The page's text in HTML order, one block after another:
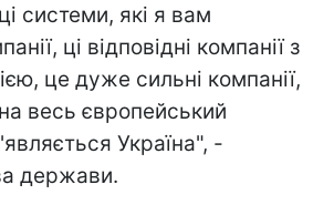
системи, які я вам
ці відповідні компанії з
це дуже сильні компанії,
весь європейський
Україна", -
держави.